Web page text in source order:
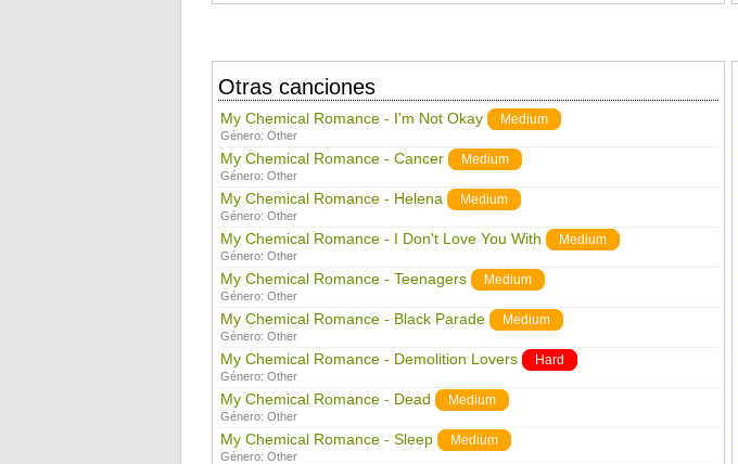
Otras canciones
My Chemical Romance - I'm Not Okay Medium
Género: Other
My Chemical Romance - Cancer Medium
Género: Other
My Chemical Romance - Helena Medium
Género: Other
My Chemical Romance - I Don't Love You With Medium
Género: Other
My Chemical Romance - Teenagers Medium
Género: Other
My Chemical Romance - Black Parade Medium
Género: Other
My Chemical Romance - Demolition Lovers Hard
Género: Other
My Chemical Romance - Dead Medium
Género: Other
My Chemical Romance - Sleep Medium
Género: Other